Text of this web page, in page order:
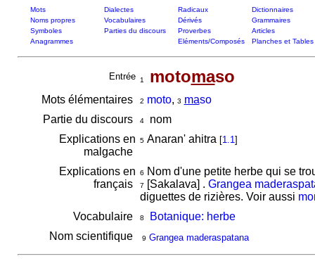
Mots Dialectes Radicaux
Dictionnaires
Noms propres
Vocabulaires Dérivés
Grammaires
Symboles
Parties du discours Proverbes
Articles
Anagrammes
Eléments/Composés Planches et Tables
Entrée 1 motomaso
Mots élémentaires 2 moto, 3 maso
Partie du discours
4nom
Explications en
malgache
5Anaran' ahitra [1.1]
Explications en
français
6 Nom d'une petite herbe qui se
7 [Sakalava] . Grangea
diguettes de rizières. Voir aussi
Vocabulaire
8
Botanique: herbe
Nom scientifique
9 Grangea maderaspatana